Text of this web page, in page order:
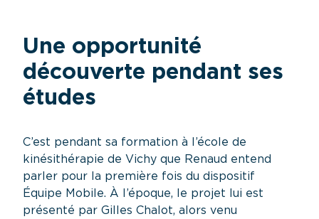
Une opportunité
découverte pendant ses
études
C’est pendant sa formation à l’école de
kinésithérapie de Vichy que Renaud entend
parler pour la première fois du dispositif
Équipe Mobile. À l’époque, le projet lui est
présenté par Gilles Chalot, alors venu